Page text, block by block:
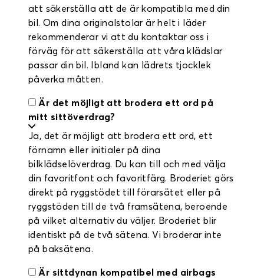
att säkerställa att de är kompatibla med din
bil. Om dina originalstolar är helt i läder
rekommenderar vi att du kontaktar oss i
förväg för att säkerställa att våra klädslar
passar din bil. Ibland kan lädrets tjocklek
påverka måtten.
Är det möjligt att brodera ett ord på
mitt sittöverdrag?
Ja, det är möjligt att brodera ett ord, ett
förnamn eller initialer på dina
bilklädselöverdrag. Du kan till och med välja
din favoritfont och favoritfärg. Broderiet görs
direkt på ryggstödet till förarsätet eller på
ryggstöden till de två framsätena, beroende
på vilket alternativ du väljer. Broderiet blir
identiskt på de två sätena. Vi broderar inte
på baksätena.
Är sittdynan kompatibel med airbags